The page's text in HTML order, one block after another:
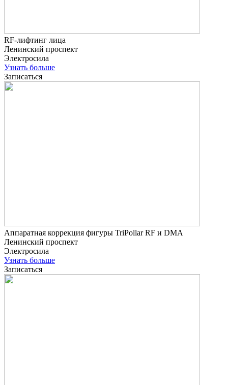
RF-лифтинг лица
Ленинский проспект
Электросила
Узнать больше
Записаться
Аппаратная коррекция фигуры TriPollar RF и DMA
Ленинский проспект
Электросила
Узнать больше
Записаться